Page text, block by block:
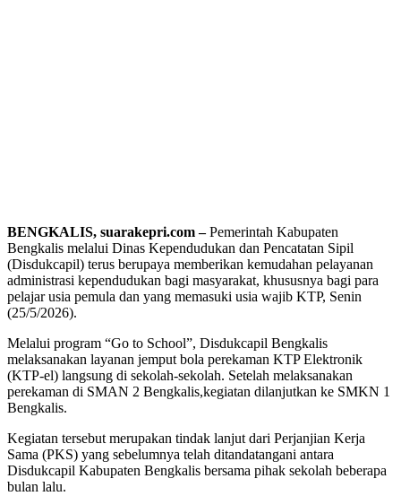
BENGKALIS, suarakepri.com –Pemerintah Kabupaten
Bengkalis melalui Dinas Kependudukan dan Pencatatan Sipil
(Disdukcapil) terus berupaya memberikan kemudahan pelayanan
administrasi kependudukan bagi masyarakat, khususnya bagi para
pelajar usia pemula dan yang memasuki usia wajib KTP, Senin
(25/5/2026).
Melalui program “Go to School”, Disdukcapil Bengkalis
melaksanakan layanan jemput bola perekaman KTP Elektronik
(KTP-el) langsung di sekolah-sekolah. Setelah melaksanakan
perekaman di SMAN 2 Bengkalis,kegiatan dilanjutkan ke SMKN 1
Bengkalis.
Kegiatan tersebut merupakan tindak lanjut dari Perjanjian Kerja
Sama (PKS) yang sebelumnya telah ditandatangani antara
Disdukcapil Kabupaten Bengkalis bersama pihak sekolah beberapa
bulan lalu.